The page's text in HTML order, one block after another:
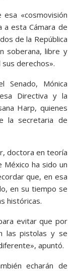
«cosmovisión
esta Cámara de
de la República
soberana, libre y
derechos».
Senado, Mónica
Directiva y la
Harp, quienes
la secretaria de
doctora en teoría
ha sido un
que, en esa
en su tiempo se
históricas.
evitar que por
las pistolas y se
apuntó.
echarán de